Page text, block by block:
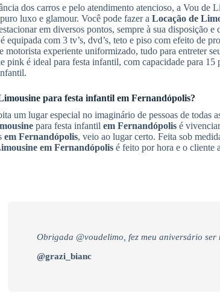
dos carros e pelo atendimento atencioso, a Vou de
luxo e glamour. Você pode fazer a Locação de
em diversos pontos, sempre à sua disposição
equipada com 3 tv’s, dvd’s, teto e piso com efeito de
motorista experiente uniformizado, tudo para entreter
pink é ideal para festa infantil, com capacidade para 15
para festa infantil em Fernandópolis?
um lugar especial no imaginário de pessoas de todas
para festa infantil em Fernandópolis é
em Fernandópolis, veio ao lugar certo. Feita sob
em Fernandópolis é feito por hora e o cliente
Obrigada @voudelimo, fez meu aniversário
@grazi_bianc